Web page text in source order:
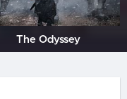
The Odyssey